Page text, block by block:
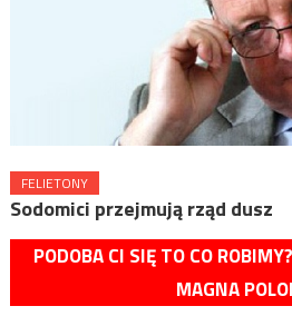
FELIETONY
Sodomici przejmują rząd dusz
PODOBA CI SIĘ TO CO
MAGNA